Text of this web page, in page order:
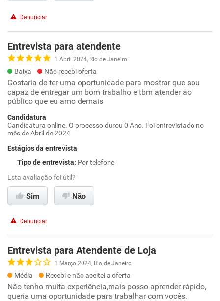
Denunciar
Entrevista para atendente
1 Abril 2024, Rio de Janeiro
Baixa Não recebi oferta
Gostaria de ter uma oportunidade para mostrar que sou
capaz de entregar um bom trabalho e tbm atender ao
público que eu amo demais
Candidatura
Candidatura online. O processo durou 0 Ano. Foi entrevistado no
mês de Abril de 2024
Estágios da entrevista
Tipo de entrevista: Por telefone
Esta avaliação foi útil?
Sim Não
Denunciar
Entrevista para Atendente de Loja
1 Março 2024, Rio de Janeiro
Média Recebi e não aceitei a oferta
Não tenho muita experiência,mais posso aprender rápido,
queria uma oportunidade para trabalhar com vocês.